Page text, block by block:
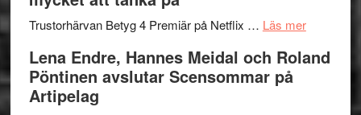
lättsam
2026
I
Delvis
Trustorhärvan Betyg 4 Premiär på Netflix … Läs merom
Lena Endre, Hannes Meidal och Roland
Pöntinen avslutar Scensommar på
Artipelag